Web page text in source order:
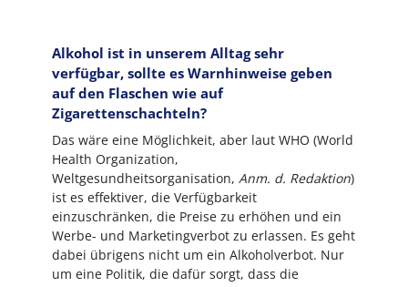
Alkohol ist in unserem Alltag sehr
verfügbar, sollte es Warnhinweise geben
auf den Flaschen wie auf
Zigarettenschachteln?
Das wäre eine Möglichkeit, aber laut WHO (World
Health Organization,
Weltgesundheitsorganisation, Anm. d. Redaktion)
ist es effektiver, die Verfügbarkeit
einzuschränken, die Preise zu erhöhen und ein
Werbe- und Marketingverbot zu erlassen. Es geht
dabei übrigens nicht um ein Alkoholverbot. Nur
um eine Politik, die dafür sorgt, dass die